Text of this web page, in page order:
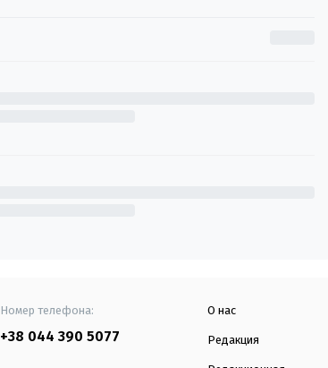
Номер телефона:
+38 044 390 5077
О нас
Редакция